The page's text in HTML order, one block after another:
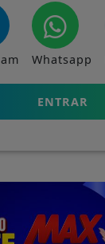
Whatsapp
ENTRAR